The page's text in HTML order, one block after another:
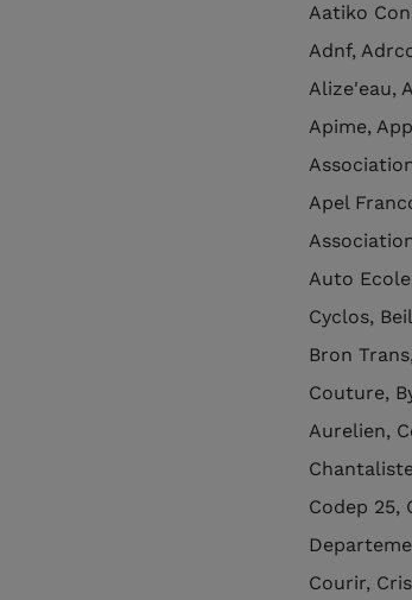
Aatiko
Adnf,
Alize'eau,
Apime,
Apel
Auto
Cyclos,
Bron
Couture,
Aurelien,
Codep 25,
Courir,